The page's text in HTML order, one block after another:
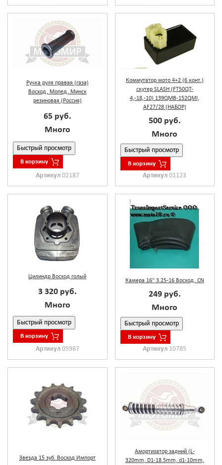
Ручка руля правая (газа)
Восход, Мопед, Минск
резиновая (Россия)
65 руб.
Много
Быстрый просмотр
В корзину
Артикул 02187
Коммутатор мото 4+2 (6 конт.)
скутер SLASH (FT50QT-
4,-18,-10) 139QMB-152QMI,
AF27/28 (НАБОР)
500 руб.
Много
Быстрый просмотр
В корзину
Артикул01123
Цилиндр Восход голый
3 320 руб.
Много
Быстрый просмотр
В корзину
Артикул 05987
Камера 16" 3.25-16 Восход, CN
249 руб.
Много
Быстрый просмотр
В корзину
Артикул 10785
Звезда 15 зуб. Восход Импорт
Амортизатор задний (L-
320mm, D1-18.5mm, d1-10mm,